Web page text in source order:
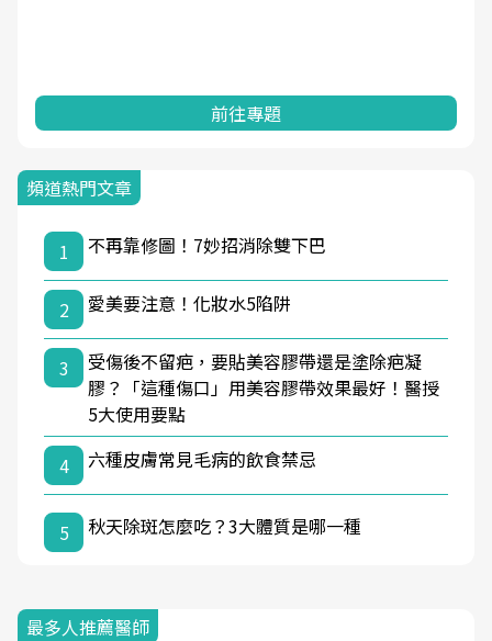
前往專題
頻道熱門文章
1 不再靠修圖！7妙招消除雙下巴
2 愛美要注意！化妝水5陷阱
3
受傷後不留疤，要貼美容膠帶還是塗除疤凝
膠？「這種傷口」用美容膠帶效果最好！醫授
5大使用要點
4
六種皮膚常見毛病的飲食禁忌
5 秋天除斑怎麼吃？3大體質是哪一種
最多人推薦醫師